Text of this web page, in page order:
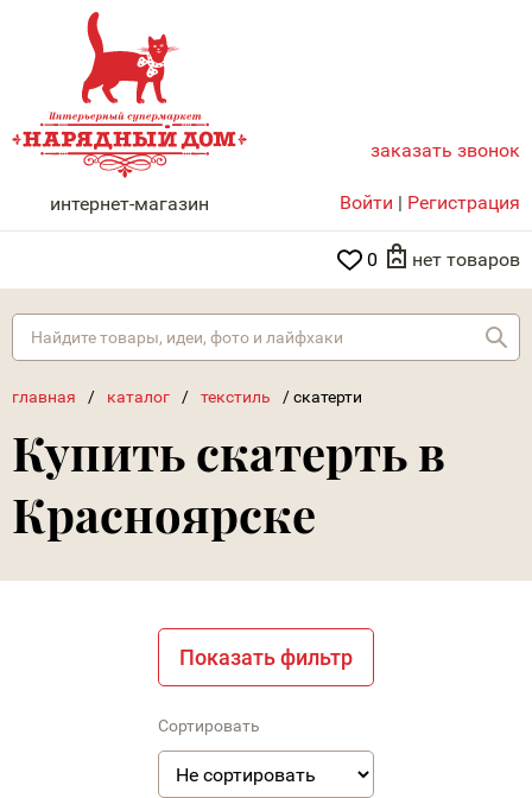
НАРЯДНЫЙ ДОМ
интернет-магазин
заказать звонок
Войти | Регистрация
0 нет товаров
главная / каталог / текстиль /скатерти
Купить скатерть в
Красноярске
Показать фильтр
Сортировать